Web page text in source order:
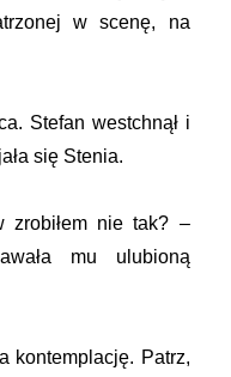
w scenę, na
Stefan westchnął i
się Stenia.
nie tak? –
mu ulubioną
kontemplację. Patrz,